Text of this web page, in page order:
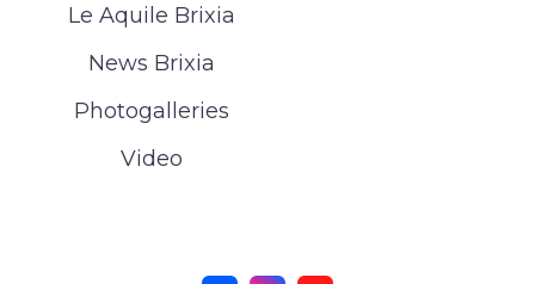
Le Aquile Brixia
News Brixia
Photogalleries
Video